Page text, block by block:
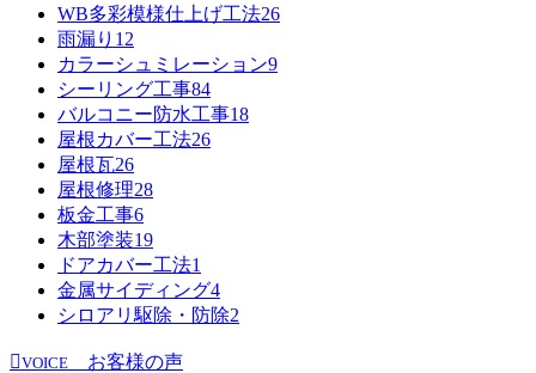
WB多彩模様仕上げ工法26
雨漏り 12
カラーシュミレーション9
シーリング工事84
バルコニー防水工事18
屋根カバー工法26
屋根瓦26
屋根修理28
板金工事6
木部塗装19
ドアカバー工法1
金属サイディング4
シロアリ駆除・防除2
VOICE お客様の声